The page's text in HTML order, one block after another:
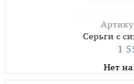
Серьги с
1
Нет на